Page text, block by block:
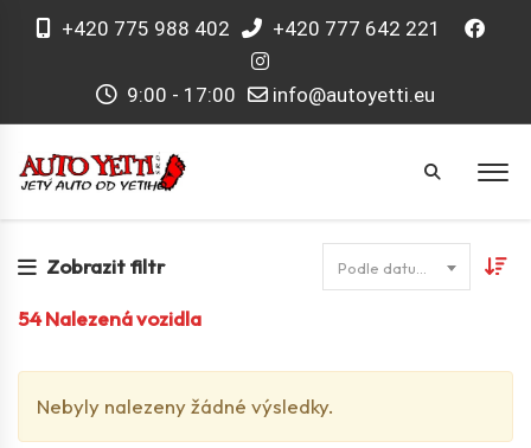
+420 775 988 402 +420 777 642 221
9:00 - 17:00 info@autoyetti.eu
Zobrazit filtr
54Nalezená vozidla
Nebyly nalezeny žádné výsledky.